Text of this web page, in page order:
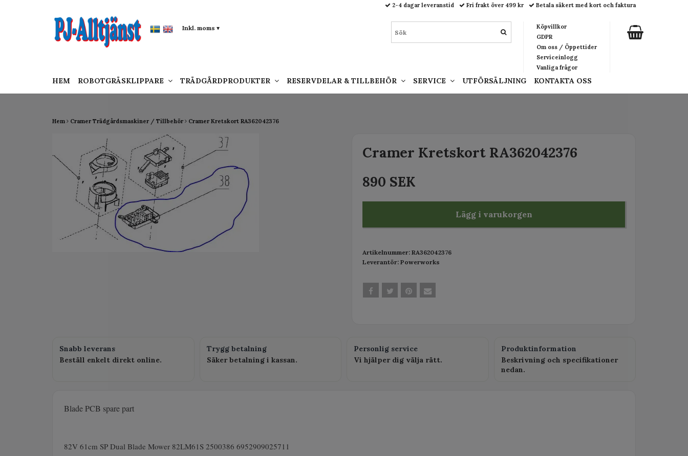
Hem Cramer Trädgårdsmaskiner / Tillbehör Cramer Kretskort RA362042376
Cramer Kretskort RA362042376
890 SEK
Lägg i varukorgen
Artikelnummer: RA362042376
Leverantör: Powerworks
Snabb leverans
Beställ enkelt direkt online.
Trygg betalning
Säker betalning i kassan.
Personlig service
Vi hjälper dig välja rätt.
Produktinformation
Beskrivning och specifikationer
nedan.
Blade PCB spare part
82V 61cm SP Dual Blade Mower 82LM61S 2500386 6952909025711
Inkl. moms ▾
2-4 dagar leveranstid Fri frakt över 499 kr Betala säkert med kort och faktura
Köpvillkor
GDPR
Om oss / Öppettider
Serviceinlogg
Vanliga frågor
HEM ROBOTGRÄSKLIPPARE TRÄDGÅRDPRODUKTER RESERVDELAR & TILLBEHÖR SERVICE UTFÖRSÄLJNING KONTAKTA OSS